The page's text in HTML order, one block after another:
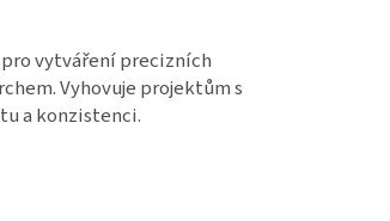
vytváření precizních
Vyhovuje projektům s
a konzistenci.